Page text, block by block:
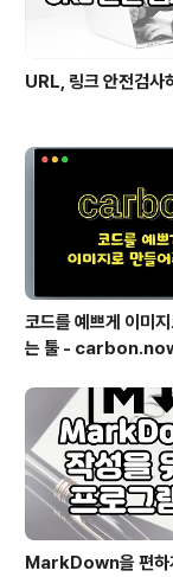
URL, 링크 안전검사
코드를 예쁘게 이미
는 툴 -
MarkDown을 편하